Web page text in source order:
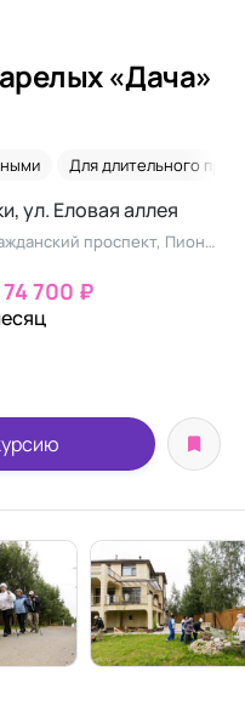
«Дача»
Для длительного
ул. Еловая аллея
Метро: Проспект Просвещения, Гражданский проспект, Пионерская
700 ₽